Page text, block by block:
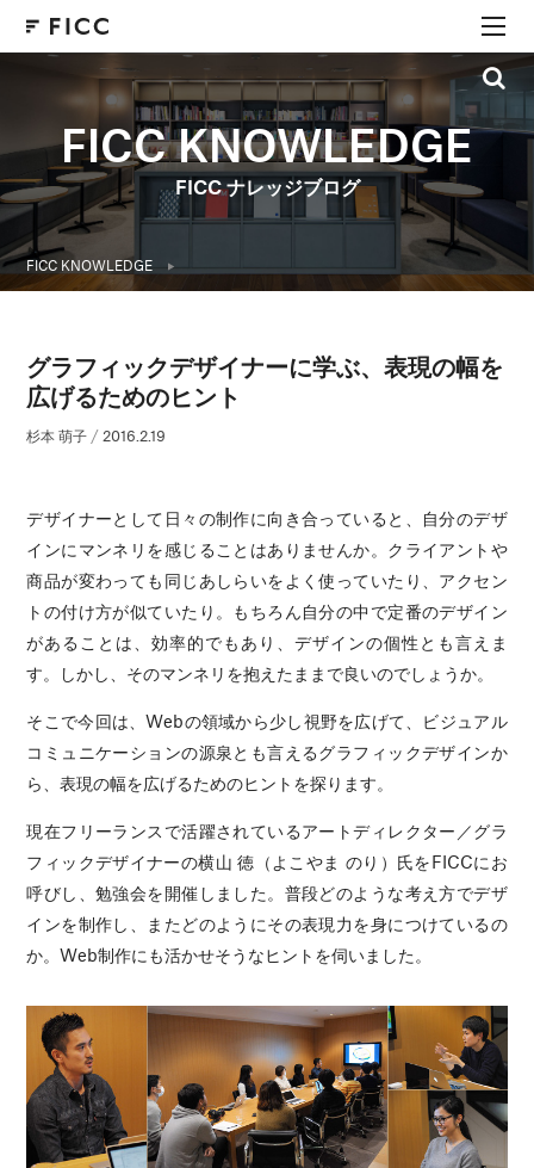
FICC KNOWLEDGE
FICC ナレッジブログ
FICC KNOWLEDGE
グラフィックデザイナーに学ぶ、表現の幅を
広げるためのヒント
杉本 萌子 / 2016.2.19
デザイナーとして日々の制作に向き合っていると、自分のデザ
インにマンネリを感じることはありませんか。クライアントや
商品が変わっても同じあしらいをよく使っていたり、アクセン
トの付け方が似ていたり。もちろん自分の中で定番のデザイン
があることは、効率的でもあり、デザインの個性とも言えま
す。しかし、そのマンネリを抱えたままで良いのでしょうか。
そこで今回は、Webの領域から少し視野を広げて、ビジュアル
コミュニケーションの源泉とも言えるグラフィックデザインか
ら、表現の幅を広げるためのヒントを探ります。
現在フリーランスで活躍されているアートディレクター／グラ
フィックデザイナーの横山 徳（よこやま のり）氏をFICCにお
呼びし、勉強会を開催しました。普段どのような考え方でデザ
インを制作し、またどのようにその表現力を身につけているの
か。Web制作にも活かせそうなヒントを伺いました。